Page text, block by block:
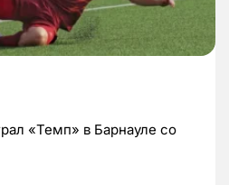
«Темп» в Барнауле со